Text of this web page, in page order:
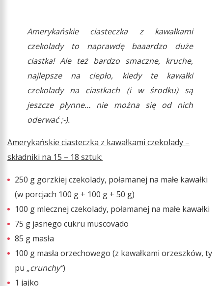
Amerykańskie ciasteczka z kawałkami
czekolady to naprawdę baaardzo duże
ciastka! Ale też bardzo smaczne, kruche,
najlepsze na ciepło, kiedy te kawałki
czekolady na ciastkach (i w środku) są
jeszcze płynne… nie można się od nich
oderwać ;-).
Amerykańskie ciasteczka z kawałkami czekolady –
składniki na 15 – 18 sztuk:
250 g gorzkiej czekolady, połamanej na małe kawałki
(w porcjach 100 g + 100 g + 50 g)
100 g mlecznej czekolady, połamanej na małe kawałki
75 g jasnego cukru muscovado
85 g masła
100 g masła orzechowego (z kawałkami orzeszków, ty
pu „crunchy”)
1 jajko